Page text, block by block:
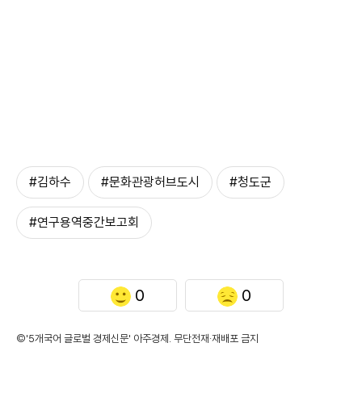
#김하수 #문화관광허브도시 #청도군
#연구용역중간보고회
0 0
©'5개국어 글로벌 경제신문' 아주경제. 무단전재·재배포 금지